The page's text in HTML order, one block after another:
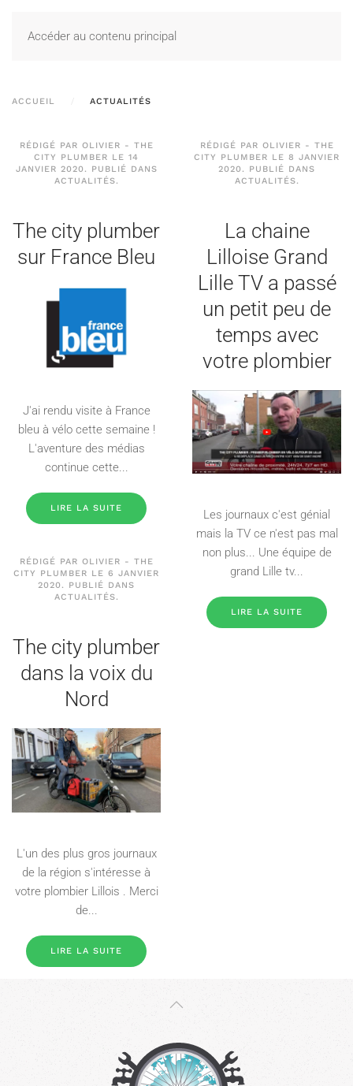
Accéder au contenu principal
ACCUEIL ACTUALITÉS
RÉDIGÉ PAR OLIVIER - THE
CITY PLUMBER LE 14
JANVIER 2020 . PUBLIÉ DANS
ACTUALITÉS.
The city plumber
sur France Bleu
J'ai rendu visite à France
bleu à vélo cette semaine !
L'aventure des médias
continue cette...
LIRE LA SUITE
RÉDIGÉ PAR OLIVIER - THE
CITY PLUMBER LE 8 JANVIER
2020 . PUBLIÉ DANS
ACTUALITÉS.
La chaine
Lilloise Grand
Lille TV a passé
un petit peu de
temps avec
votre plombier
Les journaux c'est génial
mais la TV ce n'est pas mal
non plus... Une équipe de
grand Lille tv...
LIRE LA SUITE
RÉDIGÉ PAR OLIVIER - THE
CITY PLUMBER LE 6 JANVIER
2020 . PUBLIÉ DANS
ACTUALITÉS.
The city plumber
dans la voix du
Nord
L'un des plus gros journaux
de la région s'intéresse à
votre plombier Lillois . Merci
de...
LIRE LA SUITE